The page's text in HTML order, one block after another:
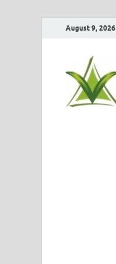
August 9, 2026